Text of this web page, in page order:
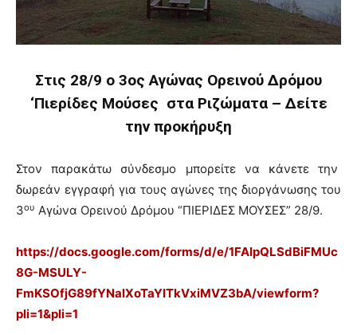
Στις 28/9 ο 3ος Αγώνας Ορεινού Δρόμου
‘Πιερίδες Μούσες στα Ριζώματα – Δείτε
την προκήρυξη
Στον παρακάτω σύνδεσμο μπορείτε να κάνετε την
δωρεάν εγγραφή για τους αγώνες της διοργάνωσης του
3ου Αγώνα Ορεινού Δρόμου “ΠΙΕΡΙΔΕΣ ΜΟΥΣΕΣ” 28/9.
https://docs.google.com/forms/d/e/1FAIpQLSdBiFMUc
8G-MSULY-
FmKSOfjG89fYNalXoTaYITkVxiMVZ3bA/viewform?
pli=1&pli=1